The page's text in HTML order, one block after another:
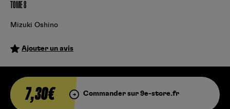
TOME 8
Mizuki Oshino
Ajouter un avis
7,30€ Commander sur 9e-store.fr